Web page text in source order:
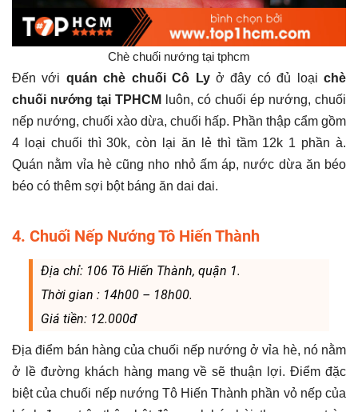
Chè chuối nướng tại tphcm
Đến với quán chè chuối Cô Lyở đây có đủ loại chè
chuối nướng tại TPHCM
luôn, có chuối ép nướng, chuối
nếp nướng, chuối xào dừa, chuối hấp. Phần thập cẩm gồm
4 loại chuối thì 30k, còn lại ăn lẻ thì tầm 12k 1 phần à.
Quán nằm vỉa hè cũng nho nhỏ ấm áp, nước dừa ăn béo
béo có thêm sợi bột báng ăn dai dai.
4. Chuối Nếp Nướng Tô Hiến Thành
Địa chỉ: 106 Tô Hiến Thành, quận 1.
Thời gian : 14h00 – 18h00.
Giá tiền: 12.000đ
Địa điểm bán hàng của chuối nếp nướng ở vỉa hè, nó nằm
ở lề đường khách hàng mang về sẽ thuận lợi. Điểm đặc
biệt của chuối nếp nướng Tô Hiến Thành phần vỏ nếp của